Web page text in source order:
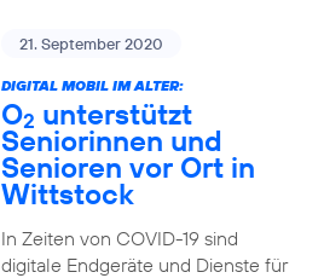
21. September 2020
DIGITAL MOBIL IM ALTER:
O2 unterstützt
Seniorinnen und
Senioren vor Ort in
Wittstock
In Zeiten von COVID-19 sind
digitale Endgeräte und Dienste für